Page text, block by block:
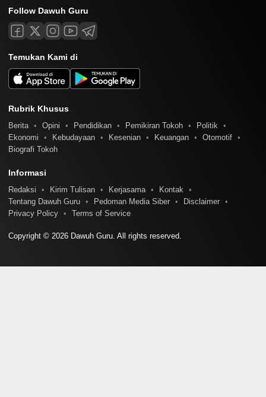
Follow Dawuh Guru
Temukan Kami di
Rubrik Khusus
Berita Opini Pendidikan Pemikiran Tokoh
Politik
Ekonomi
Kebudayaan Kesenian Keuangan
Otomotif
Biografi Tokoh
Informasi
Redaksi Kirim Tulisan Kerjasama
Kontak
Tentang Dawuh Guru
Pedoman Media Siber
Disclaimer
Privacy Policy
Terms of Service
Copyright © 2026 Dawuh Guru. All rights reserved.